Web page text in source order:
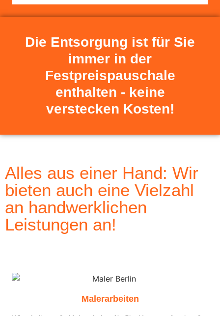
Die Entsorgung ist für Sie
immer in der
Festpreispauschale
enthalten - keine
verstecken Kosten!
Alles aus einer Hand: Wir
bieten auch eine Vielzahl
an handwerklichen
Leistungen an!
Malerarbeiten